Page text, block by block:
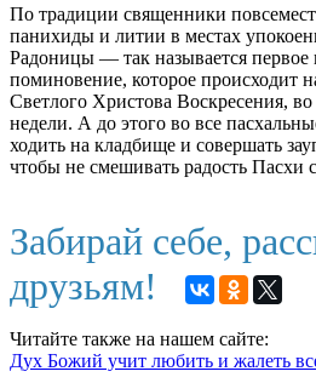
По традиции священники
панихиды и литии в местах
Радоницы — так называется первое
поминовение, которое происходит
Светлого Христова Воскресения,
недели. А до этого во все
ходить на кладбище и совершать
чтобы не смешивать радость Пасхи
Забирай себе,
друзьям!
Читайте также на нашем сайте:
Дух Божий учит любить и жалеть